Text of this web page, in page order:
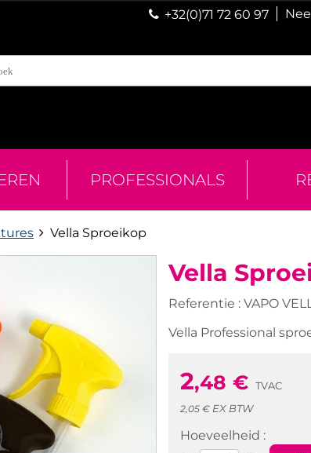
+32(0)71 72 60 97
PROFESSIONALS
Vella Sproeikop
Vella
Referentie : VAPO
Vella Professional
2,48 € TVAC
2,05 € EX BTW
Hoeveelheid :